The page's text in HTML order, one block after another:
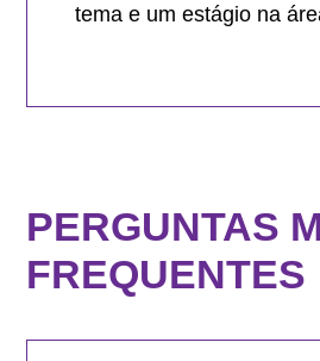
tema e um estágio na
PERGUNTAS
FREQUENTES